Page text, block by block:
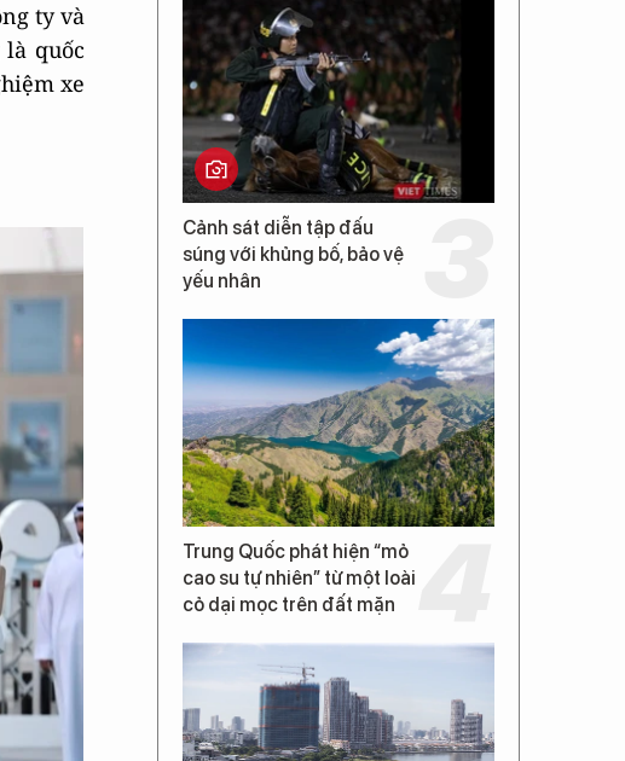
ty và
quốc
xe
Cảnh sát diễn tập đấu
súng với khủng bố, bảo vệ
yếu nhân
Trung Quốc phát hiện “mỏ
cao su tự nhiên” từ một loài
cỏ dại mọc trên đất mặn